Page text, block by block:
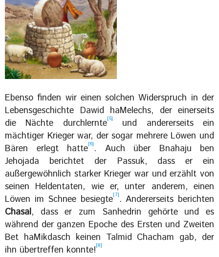
Ebenso finden wir einen solchen Widerspruch in der
Lebensgeschichte Dawid haMelechs, der einerseits
die Nächte durchlernte[5]
und andererseits ein
mächtiger Krieger war, der sogar mehrere Löwen und
Bären erlegt hatte[6] . Auch über Bnahaju ben
Jehojada berichtet der Passuk, dass er ein
außergewöhnlich starker Krieger war und erzählt von
seinen Heldentaten, wie er, unter anderem, einen
Löwen im Schnee besiegte[7] . Andererseits berichten
Chasal, dass er zum Sanhedrin gehörte und es
während der ganzen Epoche des Ersten und Zweiten
Bet haMikdasch keinen Talmid Chacham gab, der
ihn übertreffen konnte![8]